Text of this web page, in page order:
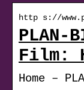
http s://
Film:
Home –